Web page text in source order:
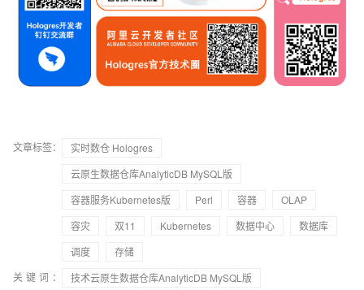
文章标签：
实时数仓 Hologres
云原生数据仓库AnalyticDB MySQL版
容器服务Kubernetes版
Perl 容器
OLAP
容灾
双11 Kubernetes 数据中心
数据库
调度
存储
关键词：
技术云原生数据仓库AnalyticDB MySQL版